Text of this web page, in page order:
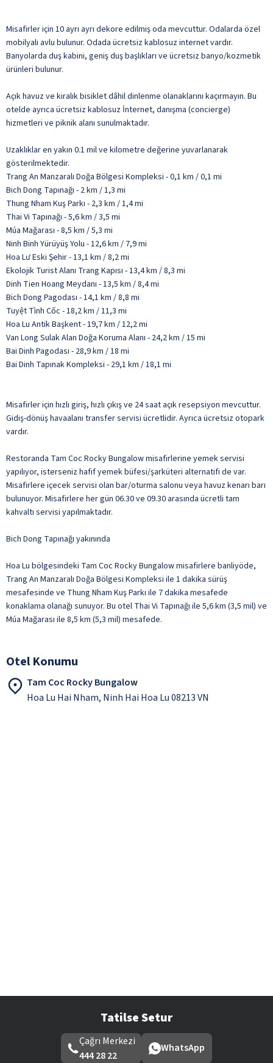
Misafirler için 10 ayrı ayrı dekore edilmiş oda mevcuttur. Odalarda özel
mobilyalı avlu bulunur. Odada ücretsiz kablosuz internet vardır.
Banyolarda duş kabini, geniş duş başlıkları ve ücretsiz banyo/kozmetik
ürünleri bulunur.
Açık havuz ve kiralık bisiklet dâhil dinlenme olanaklarını kaçırmayın. Bu
otelde ayrıca ücretsiz kablosuz İnternet, danışma (concierge)
hizmetleri ve piknik alanı sunulmaktadır.
Uzaklıklar en yakın 0.1 mil ve kilometre değerine yuvarlanarak
gösterilmektedir.
Trang An Manzaralı Doğa Bölgesi Kompleksi - 0,1 km / 0,1 mi
Bich Dong Tapınağı - 2 km / 1,3 mi
Thung Nham Kuş Parkı - 2,3 km / 1,4 mi
Thai Vi Tapınağı - 5,6 km / 3,5 mi
Múa Mağarası - 8,5 km / 5,3 mi
Ninh Binh Yürüyüş Yolu - 12,6 km / 7,9 mi
Hoa Lư Eski Şehir - 13,1 km / 8,2 mi
Ekolojik Turist Alanı Trang Kapısı - 13,4 km / 8,3 mi
Dinh Tien Hoang Meydanı - 13,5 km / 8,4 mi
Bich Dong Pagodası - 14,1 km / 8,8 mi
Tuyệt Tình Cốc - 18,2 km / 11,3 mi
Hoa Lu Antik Başkent - 19,7 km / 12,2 mi
Van Long Sulak Alan Doğa Koruma Alanı - 24,2 km / 15 mi
Bai Dinh Pagodası - 28,9 km / 18 mi
Bai Dinh Tapınak Kompleksi - 29,1 km / 18,1 mi
Misafirler için hızlı giriş, hızlı çıkış ve 24 saat açık resepsiyon mevcuttur.
Gidiş-dönüş havaalanı transfer servisi ücretlidir. Ayrıca ücretsiz otopark
vardır.
Restoranda Tam Coc Rocky Bungalow misafirlerine yemek servisi
yapılıyor, isterseniz hafif yemek büfesi/şarküteri alternatifi de var.
Misafirlere içecek servisi olan bar/oturma salonu veya havuz kenarı barı
bulunuyor. Misafirlere her gün 06.30 ve 09.30 arasında ücretli tam
kahvaltı servisi yapılmaktadır.
Bich Dong Tapınağı yakınında
Hoa Lu bölgesindeki Tam Coc Rocky Bungalow misafirlere banliyöde,
Trang An Manzaralı Doğa Bölgesi Kompleksi ile 1 dakika sürüş
mesafesinde ve Thung Nham Kuş Parkı ile 7 dakika mesafede
konaklama olanağı sunuyor. Bu otel Thai Vi Tapınağı ile 5,6 km (3,5 mil) ve
Múa Mağarası ile 8,5 km (5,3 mil) mesafede.
Otel Konumu
Tam Coc Rocky Bungalow
Hoa Lu Hai Nham, Ninh Hai Hoa Lu 08213 VN
Tatilse Setur
Çağrı Merkezi
444 28 22
WhatsApp